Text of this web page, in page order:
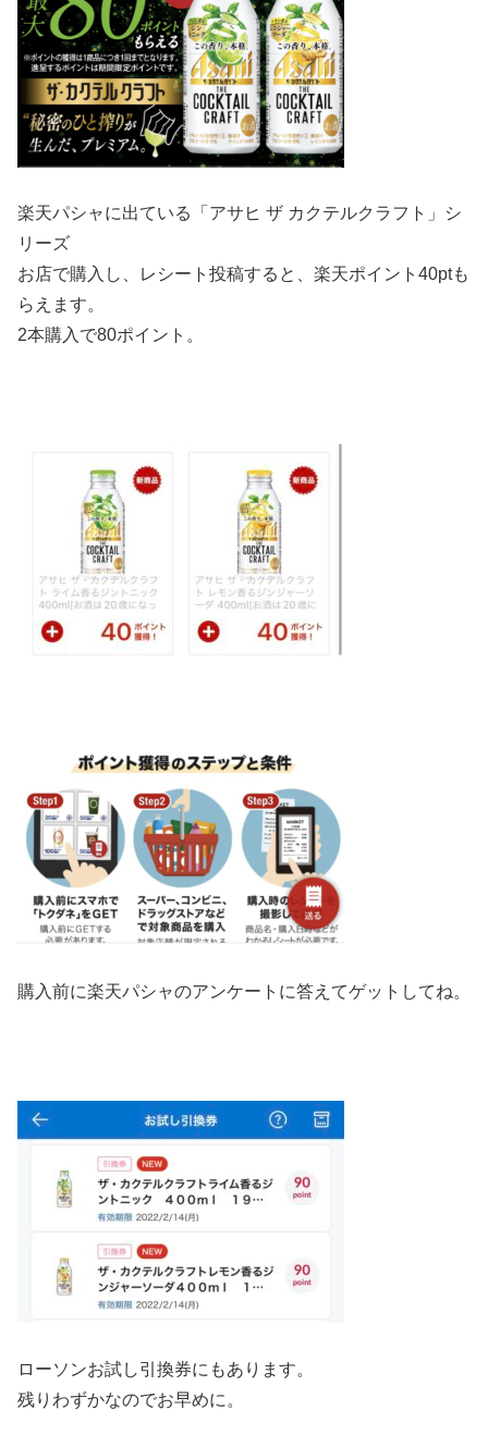
楽天パシャに出ている「アサヒ ザ カクテルクラフト」シ
リーズ
お店で購入し、レシート投稿すると、楽天ポイント40ptも
らえます。
2本購入で80ポイント。
購入前に楽天パシャのアンケートに答えてゲットしてね。
ローソンお試し引換券にもあります。
残りわずかなのでお早めに。